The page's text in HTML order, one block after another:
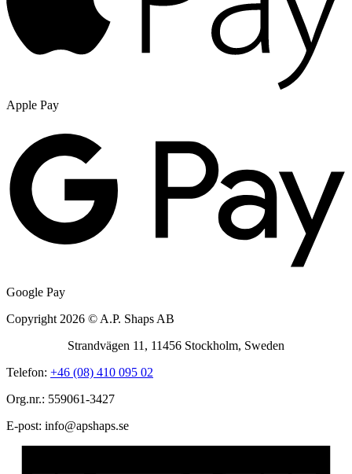
Apple Pay
Google Pay
Copyright 2026 © A.P. Shaps AB
Strandvägen 11, 11456 Stockholm, Sweden
Telefon: +46 (08) 410 095 02
Org.nr.: 559061-3427
E-post:
es.spahspa
@ofni